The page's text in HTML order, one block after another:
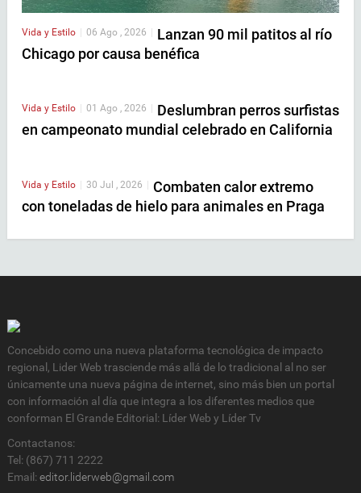
Vida y Estilo 06 Ago , 2026
Lanzan 90 mil patitos al río
Chicago por causa benéfica
Vida y Estilo 01 Ago , 2026
Deslumbran perros surfistas
en campeonato mundial celebrado en California
Vida y Estilo 30 Jul , 2026
Combaten calor extremo
con toneladas de hielo para animales en Praga
Concebido como una nueva plataforma tecnológica de impacto
regional, Lider Web trasciende más allá de lo tradicional al no ser
únicamente una nueva página de internet, sino más bien un portal
con información al día que integra a los diferentes medios que
conforman El Grande Editorial: Líder Web y Líder Tv
Contactanos:
Tel: (867) 711 2222
Email: editor.liderweb@gmail.com